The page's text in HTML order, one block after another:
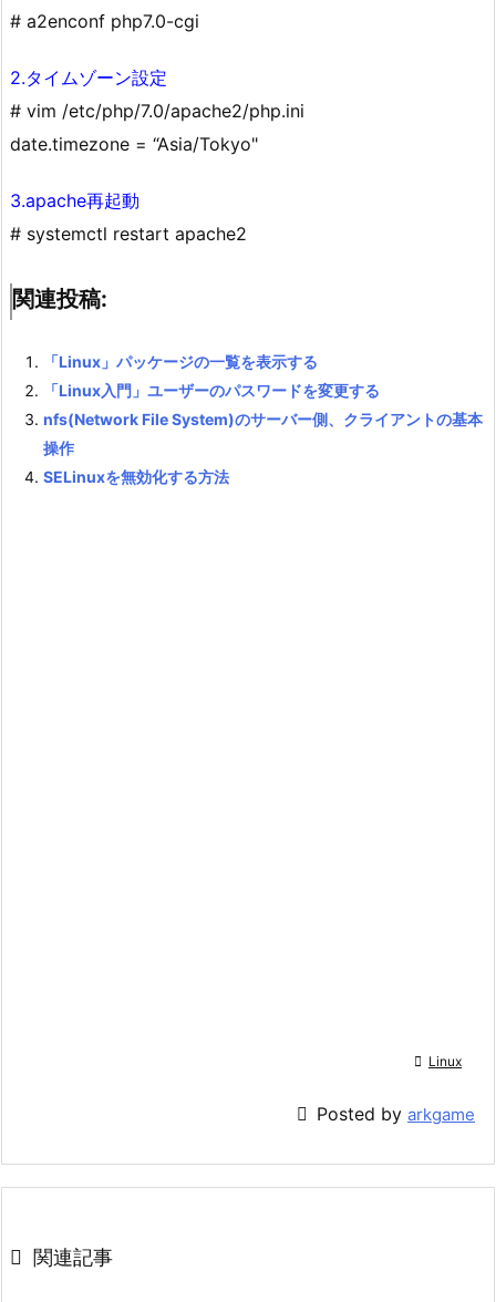
# a2enconf php7.0-cgi
2.タイムゾーン設定
# vim /etc/php/7.0/apache2/php.ini
date.timezone = “Asia/Tokyo"
3.apache再起動
# systemctl restart apache2
関連投稿:
「Linux」パッケージの一覧を表示する
「Linux入門」ユーザーのパスワードを変更する
nfs(Network File System)のサーバー側、クライアントの基本
操作
SELinuxを無効化する方法
 Linux
 Posted by arkgame
 関連記事